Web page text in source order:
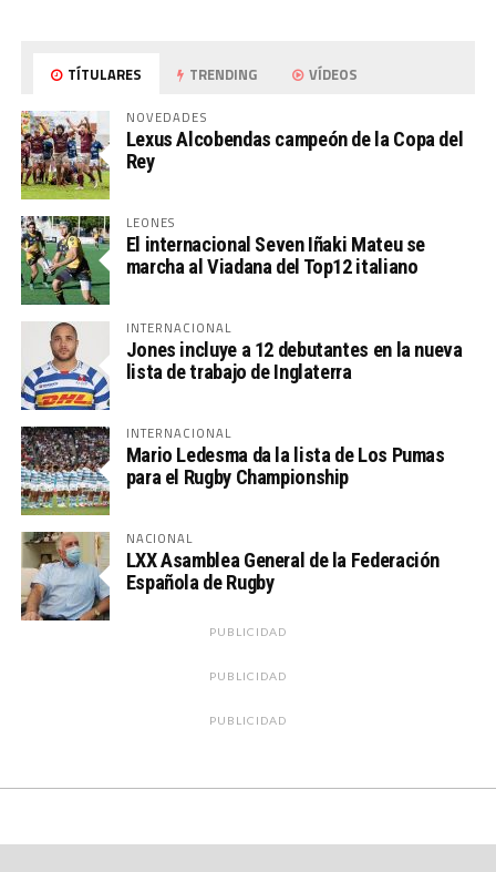
TÍTULARES TRENDING VÍDEOS
NOVEDADES
Lexus Alcobendas campeón de la Copa del
Rey
LEONES
El internacional Seven Iñaki Mateu se
marcha al Viadana del Top12 italiano
INTERNACIONAL
Jones incluye a 12 debutantes en la nueva
lista de trabajo de Inglaterra
INTERNACIONAL
Mario Ledesma da la lista de Los Pumas
para el Rugby Championship
NACIONAL
LXX Asamblea General de la Federación
Española de Rugby
PUBLICIDAD
PUBLICIDAD
PUBLICIDAD